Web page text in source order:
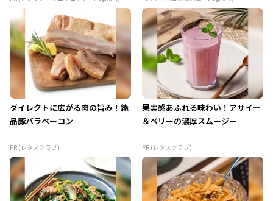
ダイレクトに広がる肉の旨み！絶
品豚バラベーコン
PR (レタスクラブ)
果実感あふれる味わい！アサイー
＆ベリーの濃厚スムージー
PR (レタスクラブ)